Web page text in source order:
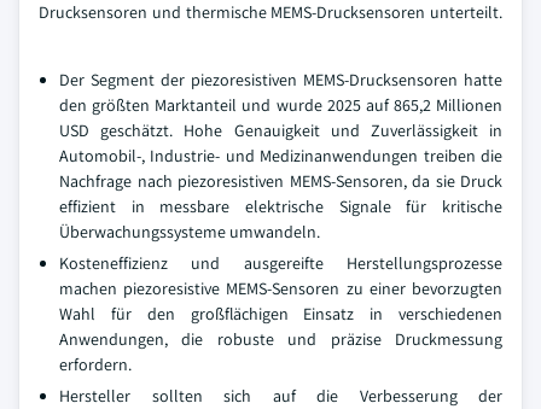
Drucksensoren und thermische MEMS-Drucksensoren unterteilt.
Der Segment der piezoresistiven MEMS-Drucksensoren hatte
den größten Marktanteil und wurde 2025 auf 865,2 Millionen
USD geschätzt. Hohe Genauigkeit und Zuverlässigkeit in
Automobil-, Industrie- und Medizinanwendungen treiben die
Nachfrage nach piezoresistiven MEMS-Sensoren, da sie Druck
effizient in messbare elektrische Signale für kritische
Überwachungssysteme umwandeln.
Kosteneffizienz und ausgereifte Herstellungsprozesse
machen piezoresistive MEMS-Sensoren zu einer bevorzugten
Wahl für den großflächigen Einsatz in verschiedenen
Anwendungen, die robuste und präzise Druckmessung
erfordern.
Hersteller sollten sich auf die Verbesserung der